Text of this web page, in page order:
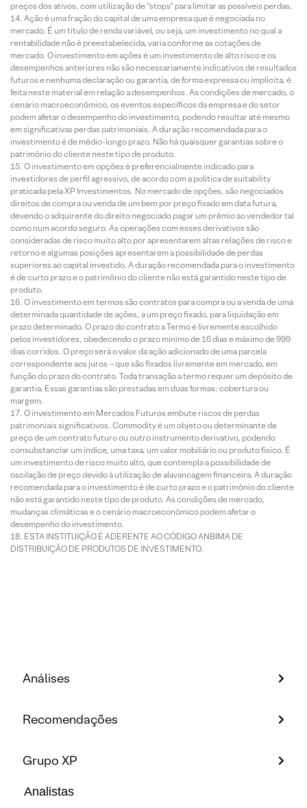
preços dos ativos, com utilização de “stops” para limitar as possíveis perdas.
Ação é uma fração do capital de uma empresa que é negociada no
mercado. É um título de renda variável, ou seja, um investimento no qual a
rentabilidade não é preestabelecida, varia conforme as cotações de
mercado. O investimento em ações é um investimento de alto risco e os
desempenhos anteriores não são necessariamente indicativos de resultados
futuros e nenhuma declaração ou garantia, de forma expressa ou implícita, é
feita neste material em relação a desempenhos. As condições de mercado, o
cenário macroeconômico, os eventos específicos da empresa e do setor
podem afetar o desempenho do investimento, podendo resultar até mesmo
em significativas perdas patrimoniais. A duração recomendada para o
investimento é de médio-longo prazo. Não há quaisquer garantias sobre o
patrimônio do cliente neste tipo de produto.
O investimento em opções é preferencialmente indicado para
investidores de perfil agressivo, de acordo com a política de suitability
praticada pela XP Investimentos. No mercado de opções, são negociados
direitos de compra ou venda de um bem por preço fixado em data futura,
devendo o adquirente do direito negociado pagar um prêmio ao vendedor tal
como num acordo seguro. As operações com esses derivativos são
consideradas de risco muito alto por apresentarem altas relações de risco e
retorno e algumas posições apresentarem a possibilidade de perdas
superiores ao capital investido. A duração recomendada para o investimento
é de curto prazo e o patrimônio do cliente não está garantido neste tipo de
produto.
O investimento em termos são contratos para compra ou a venda de uma
determinada quantidade de ações, a um preço fixado, para liquidação em
prazo determinado. O prazo do contrato a Termo é livremente escolhido
pelos investidores, obedecendo o prazo mínimo de 16 dias e máximo de 999
dias corridos. O preço será o valor da ação adicionado de uma parcela
correspondente aos juros – que são fixados livremente em mercado, em
função do prazo do contrato. Toda transação a termo requer um depósito de
garantia. Essas garantias são prestadas em duas formas: cobertura ou
margem.
O investimento em Mercados Futuros embute riscos de perdas
patrimoniais significativos. Commodity é um objeto ou determinante de
preço de um contrato futuro ou outro instrumento derivativo, podendo
consubstanciar um índice, uma taxa, um valor mobiliário ou produto físico. É
um investimento de risco muito alto, que contempla a possibilidade de
oscilação de preço devido à utilização de alavancagem financeira. A duração
recomendada para o investimento é de curto prazo e o patrimônio do cliente
não está garantido neste tipo de produto. As condições de mercado,
mudanças climáticas e o cenário macroeconômico podem afetar o
desempenho do investimento.
ESTA INSTITUIÇÃO É ADERENTE AO CÓDIGO ANBIMA DE
DISTRIBUIÇÃO DE PRODUTOS DE INVESTIMENTO.
Análises
Recomendações
Grupo XP
Analistas